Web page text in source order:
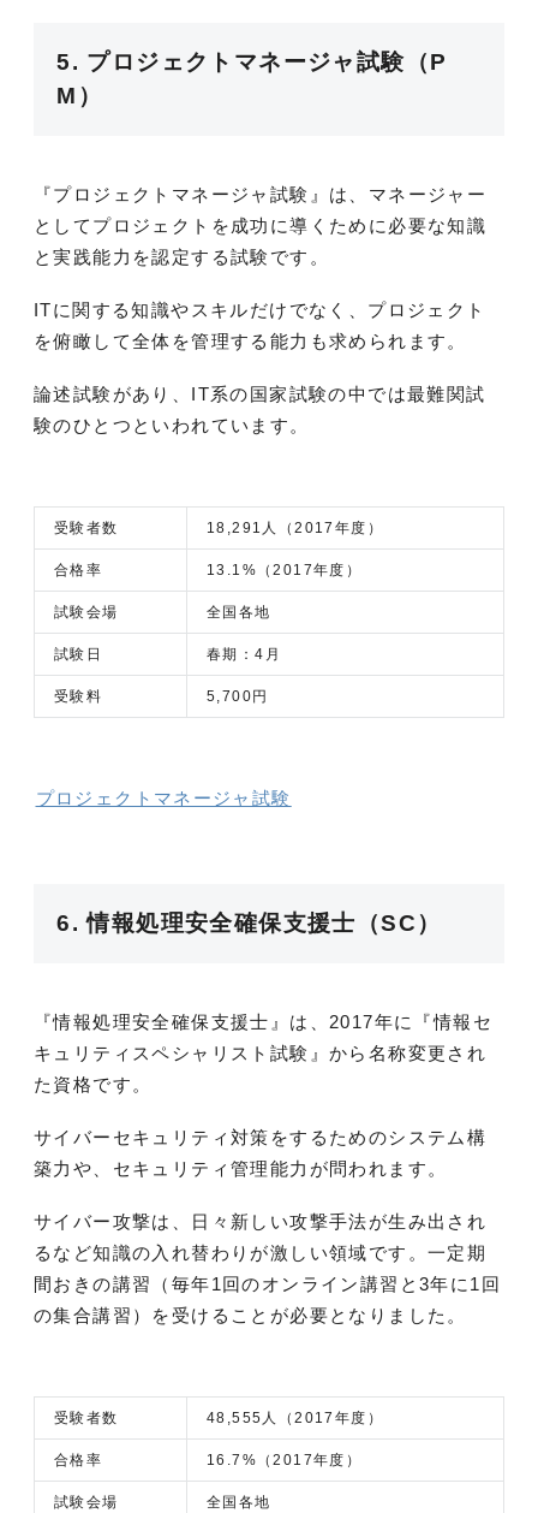
5. プロジェクトマネージャ試験（P
M）
『プロジェクトマネージャ試験』は、マネージャー
としてプロジェクトを成功に導くために必要な知識
と実践能力を認定する試験です。
ITに関する知識やスキルだけでなく、プロジェクト
を俯瞰して全体を管理する能力も求められます。
論述試験があり、IT系の国家試験の中では最難関試
験のひとつといわれています。
受験者数 18,291人（2017年度）
合格率 13.1%（2017年度）
試験会場 全国各地
試験日 春期：4月
受験料 5,700円
プロジェクトマネージャ試験
6. 情報処理安全確保支援士（SC）
『情報処理安全確保支援士』は、2017年に『情報セ
キュリティスペシャリスト試験』から名称変更され
た資格です。
サイバーセキュリティ対策をするためのシステム構
築力や、セキュリティ管理能力が問われます。
サイバー攻撃は、日々新しい攻撃手法が生み出され
るなど知識の入れ替わりが激しい領域です。一定期
間おきの講習（毎年1回のオンライン講習と3年に1回
の集合講習）を受けることが必要となりました。
受験者数 48,555人（2017年度）
合格率 16.7%（2017年度）
試験会場 全国各地